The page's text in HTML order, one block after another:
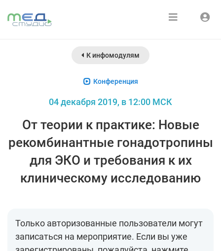
Курсы
Медиатека
Зарегистрироваться
К инфомодулям
Конференция
04 декабря 2019, в 12:00 МСК
От теории к практике: Новые
рекомбинантные гонадотропины
для ЭКО и требования к их
клиническому исследованию
Только авторизованные пользователи могут
записаться на мероприятие. Если вы уже